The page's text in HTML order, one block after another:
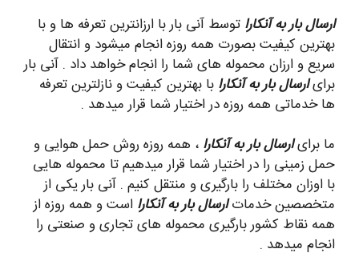
ارسال بار به آنکارا توسط آنی بار با ارزانترین تعرفه ها و با
بهترین کیفیت بصورت همه روزه انجام میشود و انتقال
سریع و ارزان محموله های شما را انجام خواهد داد . آنی بار
برایارسال بار به آنکارا با بهترین کیفیت و نازلترین تعرفه
ها خدماتی همه روزه در اختیار شما قرار میدهد .
ما برایارسال بار به آنکارا ، همه روزه روش حمل هوایی و
حمل زمینی را در اختیار شما قرار میدهیم تا محموله هایی
با اوزان مختلف را بارگیری و منتقل کنیم . آنی بار یکی از
متخصصین خدماتارسال بار به آنکارا است و همه روزه از
همه نقاط کشور بارگیری محموله های تجاری و صنعتی را
انجام میدهد .